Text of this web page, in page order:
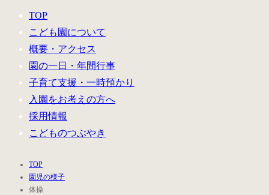
TOP
こども園について
概要・アクセス
園の一日・年間行事
子育て支援・一時預かり
入園をお考えの方へ
採用情報
こどものつぶやき
TOP
園児の様子
体操